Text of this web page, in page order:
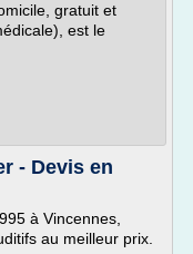
gratuit et
est le
- Devis en
à Vincennes,
au meilleur prix.